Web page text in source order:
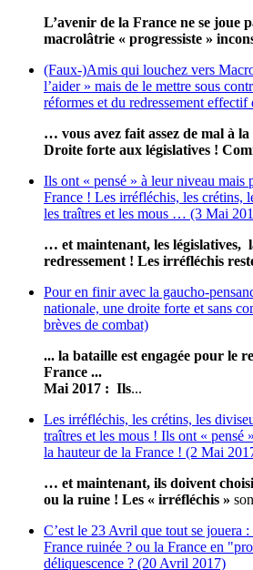
L’avenir de la France ne se joue
macrolâtrie « progressiste »
(Faux-)Amis qui louchez vers
l’aider » mais de le mettre sous
réformes et du redressement
… vous avez fait assez de mal à
Droite forte aux législatives !
Ils ont « pensé » à leur niveau mais
France ! Les irréfléchis, les crétins,
les traîtres et les mous … (3 Mai
… et maintenant, les législatives,
redressement ! Les irréfléchis
Pour en finir avec la gaucho-
nationale, une droite forte et sans
brèves de combat)
... la bataille est engagée pour le
France ...
Mai 2017 : Ils...
Les irréfléchis, les crétins, les
traîtres et les mous ! Ils ont « pensé
la hauteur de la France ! (2 Mai
… et maintenant, ils doivent
ou la ruine ! Les « irréfléchis »
C’est le 23 Avril que tout se jouera
France ruinée ? ou la France en
déliquescence ? (20 Avril 2017)